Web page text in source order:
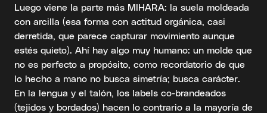
Luego viene la parte más MIHARA: la suela moldeada
con arcilla (esa forma con actitud orgánica, casi
derretida, que parece capturar movimiento aunque
estés quieto). Ahí hay algo muy humano: un molde que
no es perfecto a propósito, como recordatorio de que
lo hecho a mano no busca simetría; busca carácter.
En la lengua y el talón, los labels co-brandeados
(tejidos y bordados) hacen lo contrario a la mayoría de